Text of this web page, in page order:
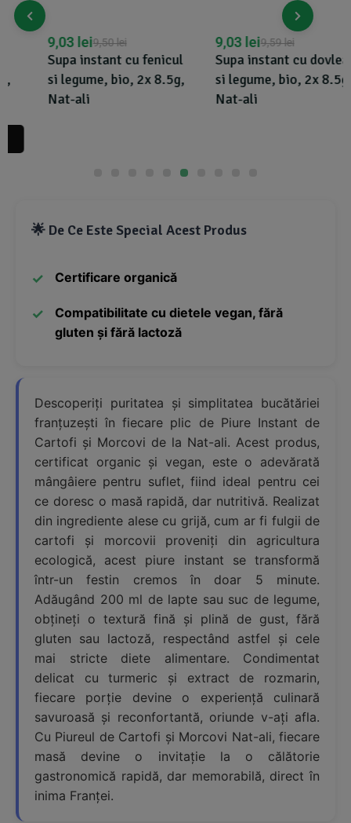
Supa instant cu fenicul
si legume, bio, 2x 8.5g,
Nat-ali
9,50lei
9,03lei
Supa instant cu dovleac
si legume, bio, 2x 8.5g,
Nat-ali
9,59lei
9,03lei
🌟 De Ce Este Special Acest Produs
Certificare organică
Compatibilitate cu dietele vegan, fără
gluten și fără lactoză
Descoperiți puritatea și simplitatea bucătăriei
franțuzești în fiecare plic de Piure Instant de
Cartofi și Morcovi de la Nat-ali. Acest produs,
certificat organic și vegan, este o adevărată
mângâiere pentru suflet, fiind ideal pentru cei
ce doresc o masă rapidă, dar nutritivă. Realizat
din ingrediente alese cu grijă, cum ar fi fulgii de
cartofi și morcovii proveniți din agricultura
ecologică, acest piure instant se transformă
într-un festin cremos în doar 5 minute.
Adăugând 200 ml de lapte sau suc de legume,
obțineți o textură fină și plină de gust, fără
gluten sau lactoză, respectând astfel și cele
mai stricte diete alimentare. Condimentat
delicat cu turmeric și extract de rozmarin,
fiecare porție devine o experiență culinară
savuroasă și reconfortantă, oriunde v-ați afla.
Cu Piureul de Cartofi și Morcovi Nat-ali, fiecare
masă devine o invitație la o călătorie
gastronomică rapidă, dar memorabilă, direct în
inima Franței.